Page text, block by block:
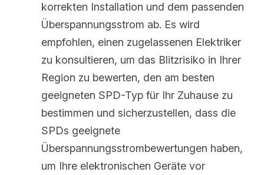
korrekten Installation und dem passenden
Überspannungsstrom ab. Es wird
empfohlen, einen zugelassenen Elektriker
zu konsultieren, um das Blitzrisiko in Ihrer
Region zu bewerten, den am besten
geeigneten SPD-Typ für Ihr Zuhause zu
bestimmen und sicherzustellen, dass die
SPDs geeignete
Überspannungsstrombewertungen haben,
um Ihre elektronischen Geräte vor